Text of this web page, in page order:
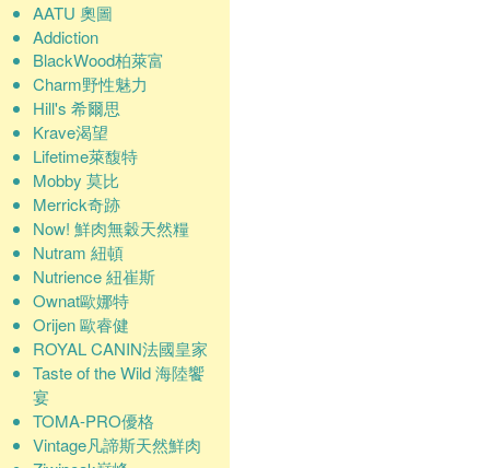
AATU 奧圖
Addiction
BlackWood柏萊富
Charm野性魅力
Hill's 希爾思
Krave渴望
Lifetime萊馥特
Mobby 莫比
Merrick奇跡
Now! 鮮肉無穀天然糧
Nutram 紐頓
Nutrience 紐崔斯
Ownat歐娜特
Orijen 歐睿健
ROYAL CANIN法國皇家
Taste of the Wild 海陸饗
宴
TOMA-PRO優格
Vintage凡諦斯天然鮮肉